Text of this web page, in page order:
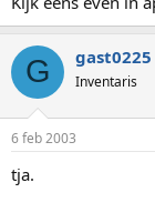
G gast0225
Inventaris
6 feb 2003
tja.